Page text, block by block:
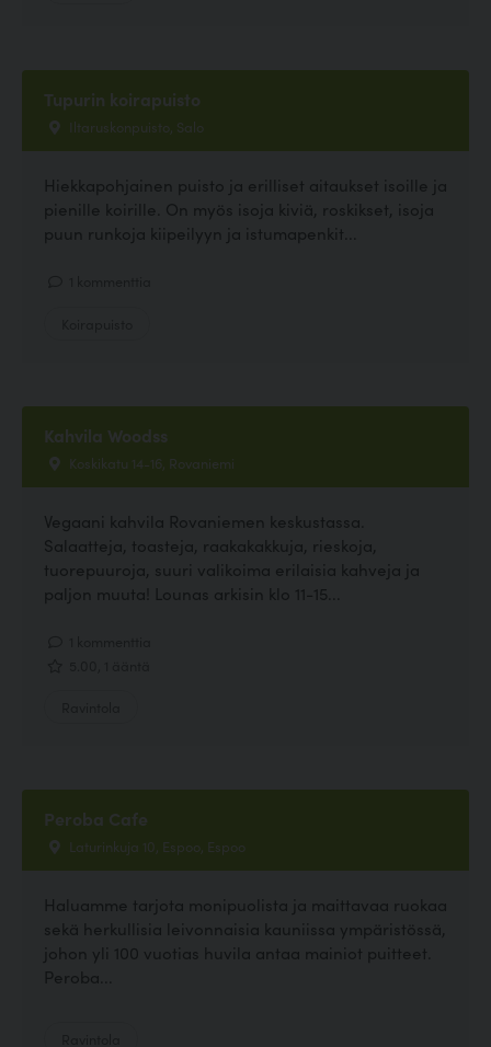
Tupurin koirapuisto
Iltaruskonpuisto, Salo
Hiekkapohjainen puisto ja erilliset aitaukset isoille ja
pienille koirille. On myös isoja kiviä, roskikset, isoja
puun runkoja kiipeilyyn ja istumapenkit...
Kahvila Woodss
Koskikatu 14-16, Rovaniemi
Vegaani kahvila Rovaniemen keskustassa.
Salaatteja, toasteja, raakakakkuja, rieskoja,
tuorepuuroja, suuri valikoima erilaisia kahveja ja
paljon muuta! Lounas arkisin klo 11-15...
Peroba Cafe
Laturinkuja 10, Espoo, Espoo
Haluamme tarjota monipuolista ja maittavaa ruokaa
sekä herkullisia leivonnaisia kauniissa ympäristössä,
johon yli 100 vuotias huvila antaa mainiot puitteet.
Peroba...